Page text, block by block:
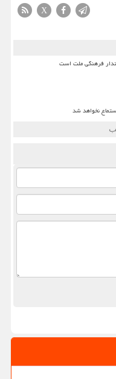
X
فرهنگی ملت است
نخواهد شد